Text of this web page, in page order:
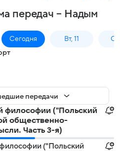
передач – Надым
Сегодня Вт, 11
передачи
философии ("Польский
общественно-
Часть 3-я)
("Польский